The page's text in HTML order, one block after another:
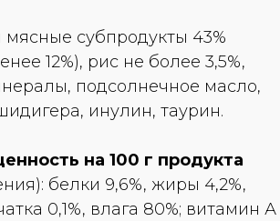
мясные субпродукты 43%
12%), рис не более 3,5%,
подсолнечное масло,
инулин, таурин.
на 100 г продукта
белки 9,6%, жиры 4,2%,
0,1%, влага 80%; витамин А